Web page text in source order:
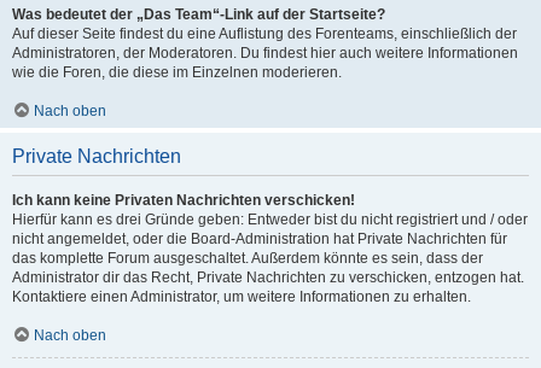
Was bedeutet der „Das Team“-Link auf der Startseite?
Auf dieser Seite findest du eine Auflistung des Forenteams, einschließlich der
Administratoren, der Moderatoren. Du findest hier auch weitere Informationen
wie die Foren, die diese im Einzelnen moderieren.
Nach oben
Private Nachrichten
Ich kann keine Privaten Nachrichten verschicken!
Hierfür kann es drei Gründe geben: Entweder bist du nicht registriert und / oder
nicht angemeldet, oder die Board-Administration hat Private Nachrichten für
das komplette Forum ausgeschaltet. Außerdem könnte es sein, dass der
Administrator dir das Recht, Private Nachrichten zu verschicken, entzogen hat.
Kontaktiere einen Administrator, um weitere Informationen zu erhalten.
Nach oben